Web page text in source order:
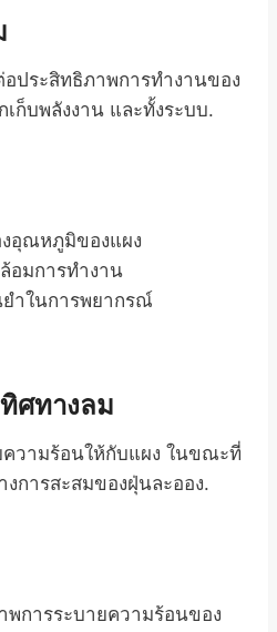
ประสิทธิภาพการทำงานของ
ก็บพลังงาน และทั้งระบบ.
อุณหภูมิของแผง
อมการทำงาน
ำในการพยากรณ์
ศทางลม
ความร้อนให้กับแผง ในขณะที่
การสะสมของฝุ่นละออง.
พการระบายความร้อนของ